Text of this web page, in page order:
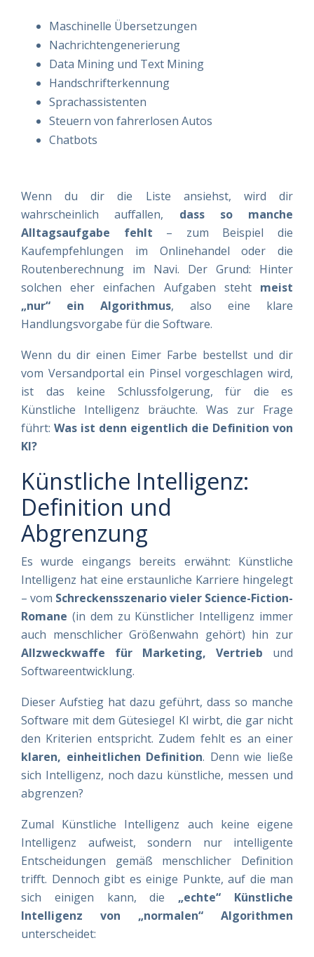
Maschinelle Übersetzungen
Nachrichtengenerierung
Data Mining und Text Mining
Handschrifterkennung
Sprachassistenten
Steuern von fahrerlosen Autos
Chatbots
Wenn du dir die Liste ansiehst, wird dir
wahrscheinlich auffallen, dass so manche
Alltagsaufgabe fehlt – zum Beispiel die
Kaufempfehlungen im Onlinehandel oder die
Routenberechnung im Navi. Der Grund: Hinter
solchen eher einfachen Aufgaben steht meist
„nur“ ein Algorithmus, also eine klare
Handlungsvorgabe für die Software.
Wenn du dir einen Eimer Farbe bestellst und dir
vom Versandportal ein Pinsel vorgeschlagen wird,
ist das keine Schlussfolgerung, für die es
Künstliche Intelligenz bräuchte. Was zur Frage
führt: Was ist denn eigentlich die Definition von
KI?
Künstliche Intelligenz:
Definition und
Abgrenzung
Es wurde eingangs bereits erwähnt: Künstliche
Intelligenz hat eine erstaunliche Karriere hingelegt
– vom Schreckensszenario vieler Science-Fiction-
Romane (in dem zu Künstlicher Intelligenz immer
auch menschlicher Größenwahn gehört) hin zur
Allzweckwaffe für Marketing, Vertrieb und
Softwareentwicklung.
Dieser Aufstieg hat dazu geführt, dass so manche
Software mit dem Gütesiegel KI wirbt, die gar nicht
den Kriterien entspricht. Zudem fehlt es an einer
klaren, einheitlichen Definition. Denn wie ließe
sich Intelligenz, noch dazu künstliche, messen und
abgrenzen?
Zumal Künstliche Intelligenz auch keine eigene
Intelligenz aufweist, sondern nur intelligente
Entscheidungen gemäß menschlicher Definition
trifft. Dennoch gibt es einige Punkte, auf die man
sich einigen kann, die „echte“ Künstliche
Intelligenz von „normalen“ Algorithmen
unterscheidet: